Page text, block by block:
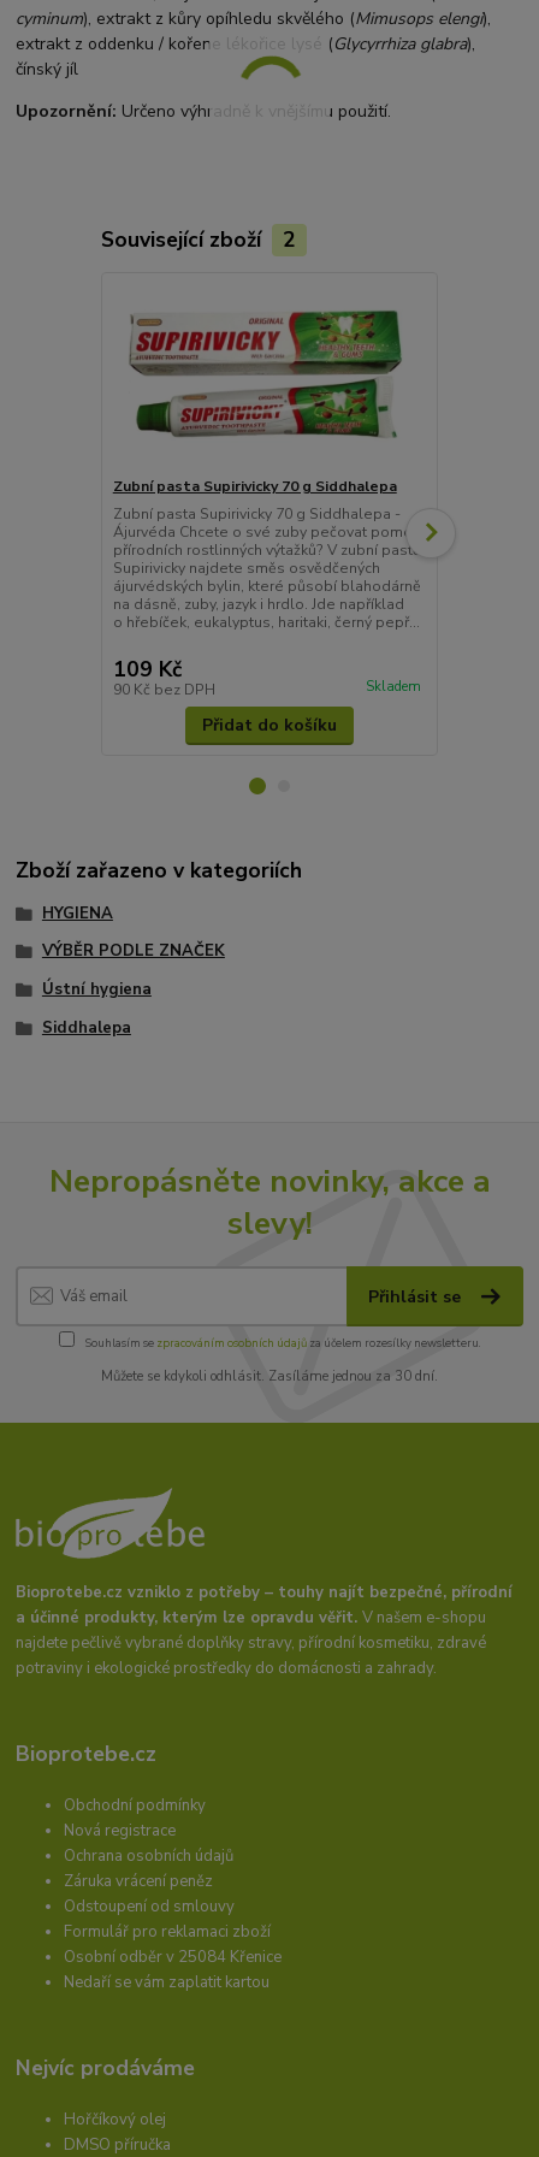
cyminum), extrakt z kůry opíhledu skvělého (Mimusops elengi),
extrakt z oddenku / kořene lékořice lysé (Glycyrrhiza glabra),
čínský jíl
Upozornění: Určeno výhradně k vnějšímu použití.
Související zboží 2
Zubní pasta Supirivicky 70 g Siddhalepa
Zubní pasta Supirivicky 70 g Siddhalepa -
Ájurvéda Chcete o své zuby pečovat pomocí
přírodních rostlinných výtažků? V zubní pastě
Supirivicky najdete směs osvědčených
ájurvédských bylin, které působí blahodárně
na dásně, zuby, jazyk i hrdlo. Jde například
o hřebíček, eukalyptus, haritaki, černý pepř...
109 Kč
90 Kč bez DPH Skladem
Přidat do košíku
Zboží zařazeno v kategoriích
HYGIENA
VÝBĚR PODLE ZNAČEK
Ústní hygiena
Siddhalepa
Nepropásněte novinky, akce a
slevy!
Přihlásit se
Souhlasím se zpracováním osobních údajůza účelem rozesílky newsletteru.
Můžete se kdykoli odhlásit. Zasíláme jednou za 30 dní.
Bioprotebe.cz vzniklo z potřeby – touhy najít bezpečné, přírodní
a účinné produkty, kterým lze opravdu věřit.V našem e-shopu
najdete pečlivě vybrané doplňky stravy, přírodní kosmetiku, zdravé
potraviny i ekologické prostředky do domácnosti a zahrady.
Bioprotebe.cz
Obchodní podmínky
Nová registrace
Ochrana osobních údajů
Záruka vrácení peněz
Odstoupení od smlouvy
Formulář pro reklamaci zboží
Osobní odběr v 25084 Křenice
Nedaří se vám zaplatit kartou
Nejvíc prodáváme
Hořčíkový olej
DMSO příručka